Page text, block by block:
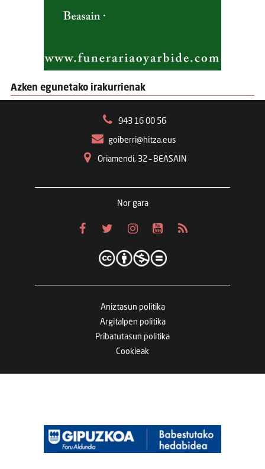
Azken egunetako irakurrienak
943 16 00 56
goiberri@hitza.eus
Oriamendi, 32 – BEASAIN
Nor gara
Aniztasun politika
Argitalpen politika
Pribatutasun politika
Cookieak